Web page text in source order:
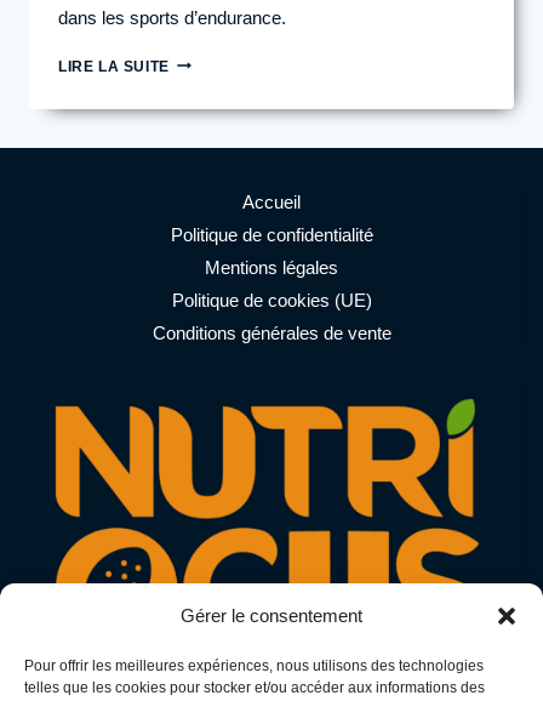
Gérer le consentement
Pour offrir les meilleures expériences, nous utilisons des technologies
telles que les cookies pour stocker et/ou accéder aux informations des
dans les sports d’endurance.
LIRE LA SUITEPERFORMER
ULTRA
GRÂCE
Accueil
Politique de confidentialité
Mentions légales
Politique de cookies (UE)
Conditions générales de vente